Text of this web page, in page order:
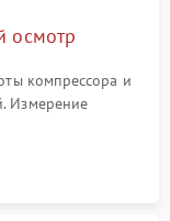
осмотр
компрессора и
Измерение
термостата и
дисплея.